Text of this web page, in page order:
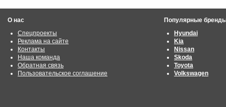
О нас
Спецпроекты
Реклама на сайте
Контакты
Наша команда
Обратная связь
Пользовательское соглашение
Популярные
Hyundai
Kia
Nissan
Skoda
Toyota
Volkswagen